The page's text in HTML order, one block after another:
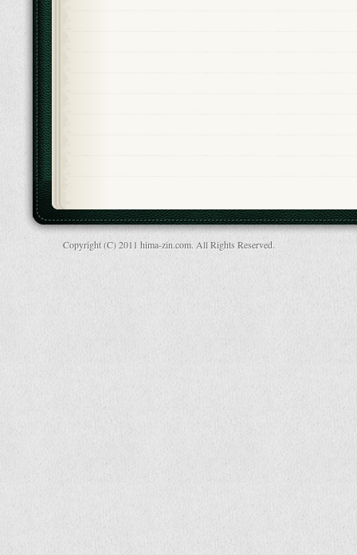
Copyright (C) 2011 hima-zin.com. All Rights Reserved.